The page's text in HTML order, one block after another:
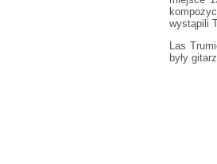
wystąpili
Las
były